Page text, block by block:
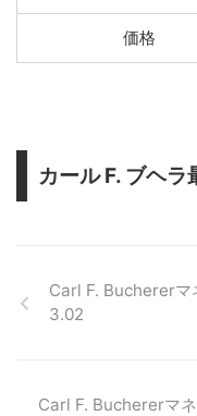
価格
カール F. ブヘ
Carl F. Buchererマ
3.02
Carl F. Buchererマ